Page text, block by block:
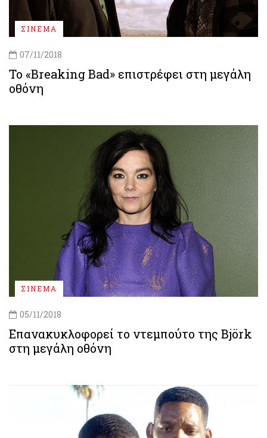
ΣΙΝΕΜΑ
07/11/2018
Το «Breaking Bad» επιστρέφει στη μεγάλη
οθόνη
ΣΙΝΕΜΑ
05/11/2018
Επανακυκλοφορεί το ντεμπούτο της Björk
στη μεγάλη οθόνη